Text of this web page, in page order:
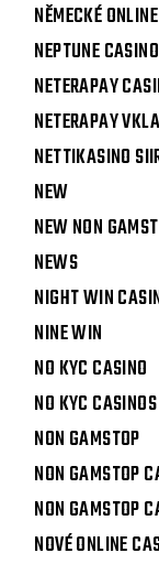
NĚMECKÉ
NEPTUNE CASINO
NETERAPAY
NETERAPAY
NETTIKASINO
NEW
NEW NON
NEWS
NIGHT WIN
NINE WIN
NO KYC CASINO
NO KYC CASINOS
NON GAMSTOP
NON GAMSTOP
NON GAMSTOP
NOVÉ ONLINE